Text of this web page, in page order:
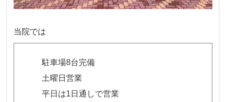
当院では
駐車場8台完備
土曜日営業
平日は1日通しで営業